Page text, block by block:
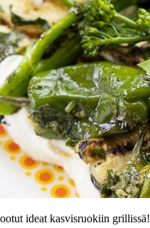
ideat kasvisruokiin grillissä!